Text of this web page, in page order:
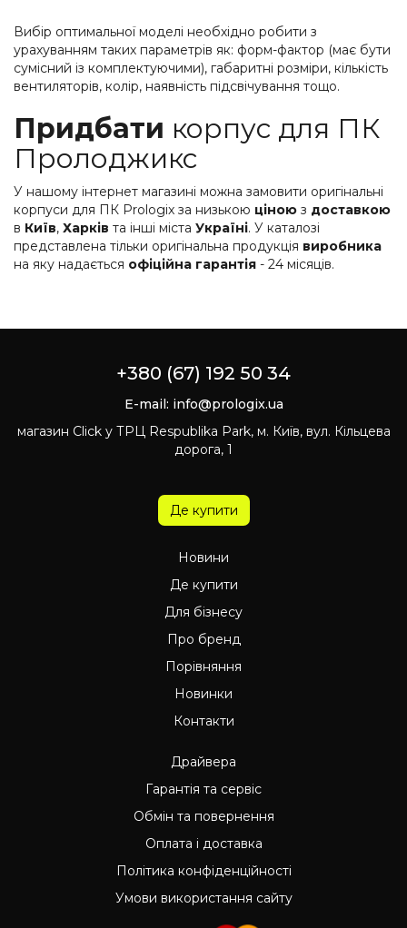
Вибір оптимальної моделі необхідно робити з
урахуванням таких параметрів як: форм-фактор (має бути
сумісний із комплектуючими), габаритні розміри, кількість
вентиляторів, колір, наявність підсвічування тощо.
Придбати корпус для ПК
Пролоджикс
У нашому інтернет магазині можна замовити оригінальні
корпуси для ПК Prologix за низькою ціною з доставкою
в Київ, Харків та інші міста Україні. У каталозі
представлена ​​тільки оригінальна продукція виробника
на яку надається офіційна гарантія - 24 місяців.
+380 (67) 192 50 34
E-mail: info@prologix.ua
магазин Click у ТРЦ Respublika Park, м. Київ, вул. Кільцева
дорога, 1
Де купити
Новини
Де купити
Для бізнесу
Про бренд
Порівняння
Новинки
Контакти
Драйвера
Гарантія та сервіс
Обмін та повернення
Оплата і доставка
Політика конфіденційності
Умови використання сайту